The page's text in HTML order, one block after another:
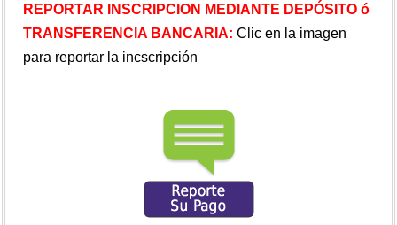
REPORTAR INSCRIPCION MEDIANTE DEPÓSITO ó
TRANSFERENCIA BANCARIA: Clic en la imagen
para reportar la incscripción